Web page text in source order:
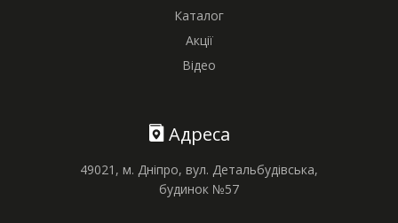
Каталог
Акції
Відео
Адреса
49021, м. Дніпро, вул. Детальбудівська,
будинок №57